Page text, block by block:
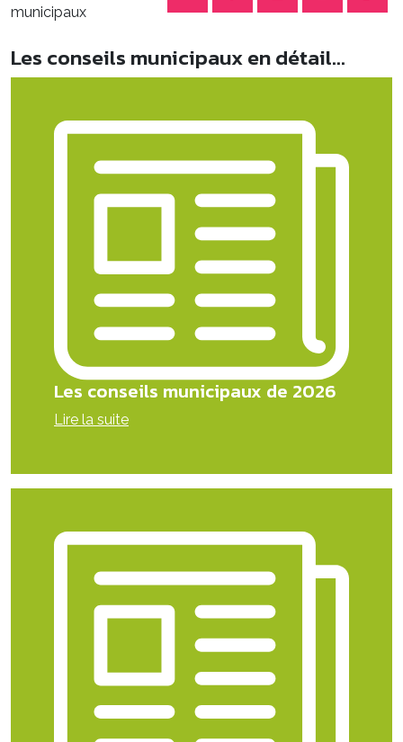
municipaux
Les conseils municipaux en détail...
Les conseils municipaux de 2026
Lire la suite